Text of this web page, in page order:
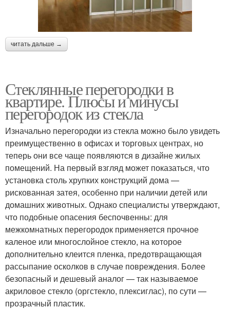
читать дальше →
Стеклянные перегородки в
квартире. Плюсы и минусы
перегородок из стекла
Изначально перегородки из стекла можно было увидеть
преимущественно в офисах и торговых центрах, но
теперь они все чаще появляются в дизайне жилых
помещений. На первый взгляд может показаться, что
установка столь хрупких конструкций дома —
рискованная затея, особенно при наличии детей или
домашних животных. Однако специалисты утверждают,
что подобные опасения беспочвенны: для
межкомнатных перегородок применяется прочное
каленое или многослойное стекло, на которое
дополнительно клеится пленка, предотвращающая
рассыпание осколков в случае повреждения. Более
безопасный и дешевый аналог — так называемое
акриловое стекло (оргстекло, плексиглас), по сути —
прозрачный пластик.